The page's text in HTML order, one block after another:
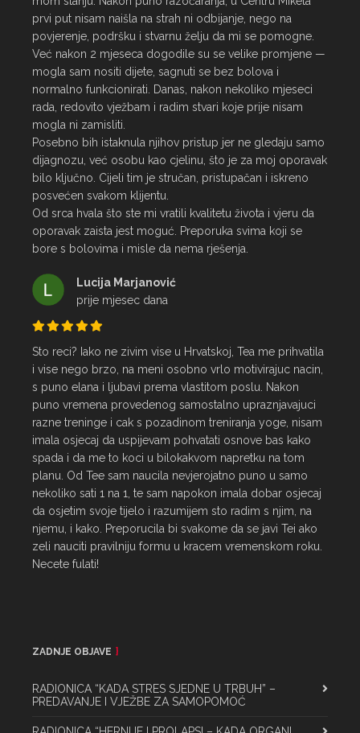
prvi put nisam naišla na strah ni odbijanje, nego na
povjerenje, podršku i stvarnu želju da mi se pomogne.
Već nakon 2 mjeseca dogodile su se velike promjene —
mogla sam nositi dijete, sagnuti se bez bolova i
normalno funkcionirati. Danas, nakon nekoliko mjeseci
rada, redovito vježbam i radim stvari koje prije nisam
mogla ni zamisliti.
Posebno bih istaknula njihov pristup jer ne gledaju samo
dijagnozu, već osobu kao cjelinu, što je za moj oporavak
bilo ključno. Cijeli tim je stručan, pristupačan i iskreno
posvećen svakom klijentu.
Od srca hvala što ste mi vratili kvalitetu života i vjeru da
oporavak zaista jest moguć. Preporuka svima koji se
bore s bolovima i misle da nema rješenja.
Lucija Marjanović
prije mjesec dana
Sto reci? Iako ne zivim vise u Hrvatskoj, Tea me prihvatila
i vise nego brzo, na meni osobno vrlo motivirajuc nacin,
s puno elana i ljubavi prema vlastitom poslu. Nakon
puno vremena provedenog samostalno upraznjavajuci
razne treninge i cak s pozadinom treniranja yoge, nisam
imala osjecaj da uspijevam pohvatati osnove bas kako
spada i da me to koci u bilokakvom napretku na tom
planu. Od Tee sam naucila nevjerojatno puno u samo
nekoliko sati 1 na 1, te sam napokon imala dobar osjecaj
da osjetim svoje tijelo i razumijem sto radim s njim, na
njemu, i kako. Preporucila bi svakome da se javi Tei ako
zeli nauciti pravilniju formu u kracem vremenskom roku.
Necete fulati!
ZADNJE OBJAVE
RADIONICA “KADA STRES SJEDNE U TRBUH” –
PREDAVANJE I VJEŽBE ZA SAMOPOMOĆ